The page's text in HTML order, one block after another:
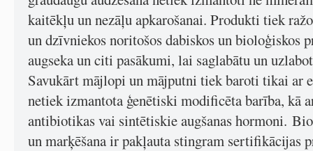
kaitēkļu un nezāļu apkarošanai. Produkti tiek
un dzīvniekos noritošos dabiskos un bioloģiskos
augseka un citi pasākumi, lai saglabātu un
Savukārt mājlopi un mājputni tiek baroti tikai ar
netiek izmantota ģenētiski modificēta barība, kā
antibiotikas vai sintētiskie augšanas hormoni.
un marķēšana ir pakļauta stingram sertifikācijas